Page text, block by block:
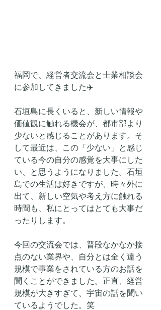
福岡で、経営者交流会と士業相談会
に参加してきました✈️
石垣島に長くいると、新しい情報や
価値観に触れる機会が、都市部より
少ないと感じることがあります。そ
して最近は、この「少ない」と感じ
ている今の自分の感覚を大事にした
い、と思うようになりました。石垣
島での生活は好きですが、時々外に
出て、新しい空気や考え方に触れる
時間も、私にとってはとても大事だ
ったりします。
今回の交流会では、普段なかなか接
点のない業界や、自分とは全く違う
規模で事業をされている方のお話を
聞くことができました。正直、経営
規模が大きすぎて、宇宙の話を聞い
ているようでした。笑